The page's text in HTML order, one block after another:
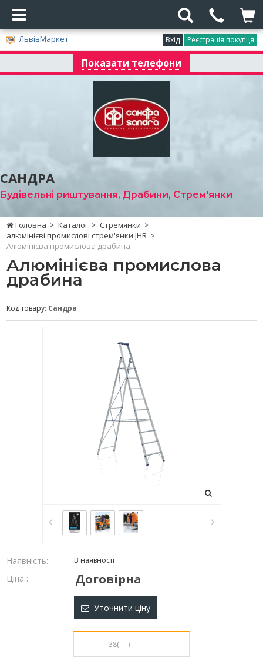
Вхід Реєстрація покупця
ЛьвівМаркет
Показати телефони
САНДРА
Будівельні риштування, Драбини, Стрем'янки
Головна > Каталог > Стремянки >
алюмінієві промислові стрем'янки JHR >
Алюмінієва промислова драбина
Алюмінієва промислова
драбина
Код товару: Сандра
Наявність: В наявності
Ціна : Договірна
Уточнити ціну